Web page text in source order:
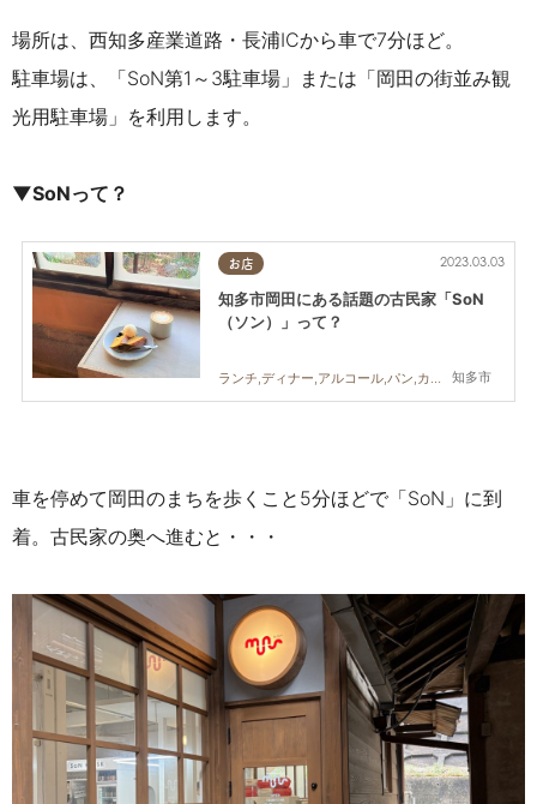
場所は、西知多産業道路・長浦ICから車で7分ほど。
駐車場は、「SoN第1～3駐車場」または「岡田の街並み観
光用駐車場」を利用します。
▼SoNって？
お店
知多市
2023.03.03
知多市岡田にある話題の古民家「SoN
（ソン）」って？
ランチ,ディナー,アルコール,パン,カフェ,スイーツ,まちネタ
車を停めて岡田のまちを歩くこと5分ほどで「SoN」に到
着。古民家の奥へ進むと・・・